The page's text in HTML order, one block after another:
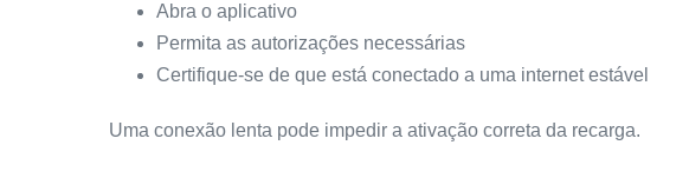
Abra o aplicativo
Permita as autorizações necessárias
Certifique-se de que está conectado a uma internet estável
Uma conexão lenta pode impedir a ativação correta da recarga.